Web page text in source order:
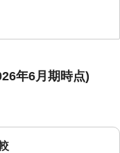
年6月期時点)